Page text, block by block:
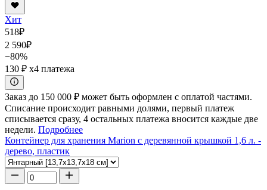
Хит
518₽
2 590₽
−80%
130 ₽ x4 платежа
Заказ до 150 000 ₽ может быть оформлен с оплатой частями.
Списание происходит равными долями, первый платеж
списывается сразу, 4 остальных платежа вносится каждые две
недели. Подробнее
Контейнер для хранения Marion с деревянной крышкой 1,6 л. -
дерево, пластик